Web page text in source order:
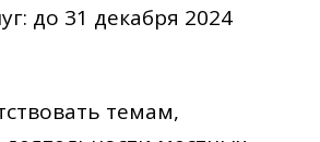
до 31 декабря 2024
темам,